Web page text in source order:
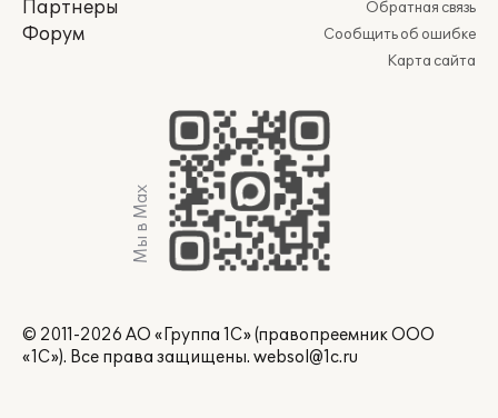
Партнеры
Форум
Обратная связь
Сообщить об ошибке
Карта сайта
Мы в Max
© 2011-2026 АО «Группа 1С» (правопреемник ООО
«1С»). Все права защищены. websol@1c.ru